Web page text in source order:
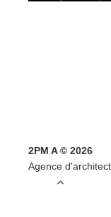
2PM A © 2026
Agence
